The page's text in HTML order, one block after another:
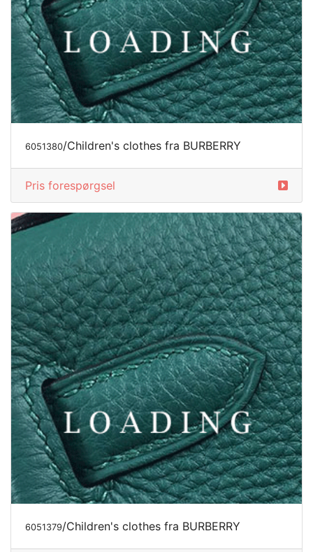
6051380/Children's clothes fra BURBERRY
Pris forespørgsel
6051379/Children's clothes fra BURBERRY